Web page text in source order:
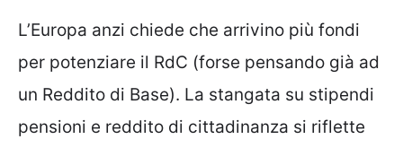
L’Europa anzi chiede che arrivino più fondi
per potenziare il RdC (forse pensando già ad
un Reddito di Base). La stangata su stipendi
pensioni e reddito di cittadinanza si riflette